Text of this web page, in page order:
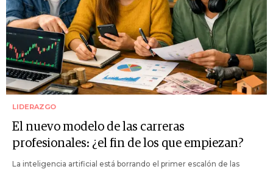
LIDERAZGO
El nuevo modelo de las carreras
profesionales: ¿el fin de los que empiezan?
La inteligencia artificial está borrando el primer escalón de las